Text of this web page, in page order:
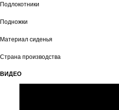
Подлокотники
Подножки
Материал сиденья
Страна производства
ВИДЕО